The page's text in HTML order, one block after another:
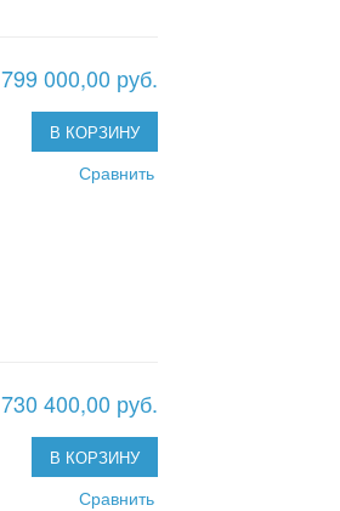
799 000,00 руб.
В КОРЗИНУ
Сравнить
730 400,00 руб.
В КОРЗИНУ
Сравнить